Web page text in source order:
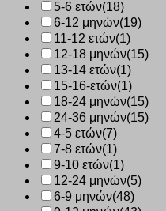
5-6 ετών(18)
6-12 μηνών(19)
11-12 ετών(1)
12-18 μηνών(15)
13-14 ετών(1)
15-16-ετών(1)
18-24 μηνών(15)
24-36 μηνών(15)
4-5 ετών(7)
7-8 ετών(1)
9-10 ετών(1)
12-24 μηνών(5)
6-9 μηνών(48)